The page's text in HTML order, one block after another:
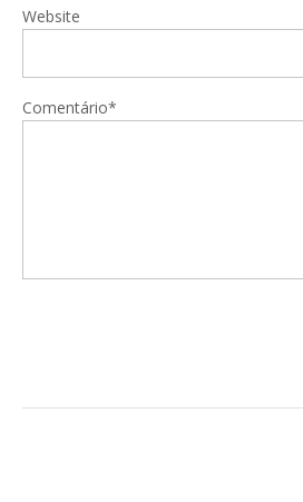
Website
Comentário*